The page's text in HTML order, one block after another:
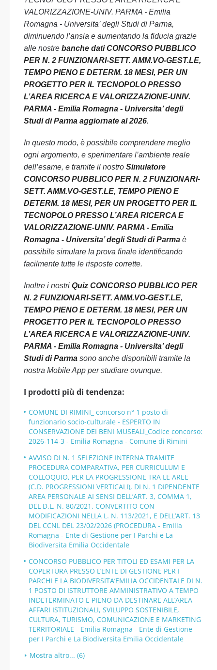
VALORIZZAZIONE-UNIV. PARMA - Emilia
Romagna - Universita’ degli Studi di Parma,
diminuendo l’ansia e aumentando la fiducia grazie
alle nostre banche dati CONCORSO PUBBLICO
PER N. 2 FUNZIONARI-SETT. AMM.VO-GEST.LE,
TEMPO PIENO E DETERM. 18 MESI, PER UN
PROGETTO PER IL TECNOPOLO PRESSO
L’AREA RICERCA E VALORIZZAZIONE-UNIV.
PARMA - Emilia Romagna - Universita’ degli
Studi di Parma aggiornate al 2026.
In questo modo, è possibile comprendere meglio
ogni argomento, e sperimentare l’ambiente reale
dell’esame, e tramite il nostro Simulatore
CONCORSO PUBBLICO PER N. 2 FUNZIONARI-
SETT. AMM.VO-GEST.LE, TEMPO PIENO E
DETERM. 18 MESI, PER UN PROGETTO PER IL
TECNOPOLO PRESSO L’AREA RICERCA E
VALORIZZAZIONE-UNIV. PARMA - Emilia
Romagna - Universita’ degli Studi di Parma è
possibile simulare la prova finale identificando
facilmente tutte le risposte corrette.
Inoltre i nostri Quiz CONCORSO PUBBLICO PER
N. 2 FUNZIONARI-SETT. AMM.VO-GEST.LE,
TEMPO PIENO E DETERM. 18 MESI, PER UN
PROGETTO PER IL TECNOPOLO PRESSO
L’AREA RICERCA E VALORIZZAZIONE-UNIV.
PARMA - Emilia Romagna - Universita’ degli
Studi di Parma sono anche disponibili tramite la
nostra Mobile App per studiare ovunque.
I prodotti più di tendenza:
COMUNE DI RIMINI_ concorso n° 1 posto di
funzionario socio-culturale - ESPERTO IN
CONSERVAZIONE DEI BENI MUSEALI_Codice concorso:
2026-114-3 - Emilia Romagna - Comune di Rimini
AVVISO DI N. 1 SELEZIONE INTERNA TRAMITE
PROCEDURA COMPARATIVA, PER CURRICULUM E
COLLOQUIO, PER LA PROGRESSIONE TRA LE AREE
(C.D. PROGRESSIONI VERTICALI), DI N. 1 DIPENDENTE
AREA PERSONALE AI SENSI DELL’ART. 3, COMMA 1,
DEL D.L. N. 80/2021, CONVERTITO CON
MODIFICAZIONI NELLA L. N. 113/2021, E DELL’ART. 13
DEL CCNL DEL 23/02/2026 (PROCEDURA - Emilia
Romagna - Ente di Gestione per I Parchi e La
Biodiversita Emilia Occidentale
CONCORSO PUBBLICO PER TITOLI ED ESAMI PER LA
COPERTURA PRESSO L’ENTE DI GESTIONE PER I
PARCHI E LA BIODIVERSITA’EMILIA OCCIDENTALE DI N.
1 POSTO DI ISTRUTTORE AMMINISTRATIVO A TEMPO
INDETERMINATO E PIENO DA DESTINARE ALL’AREA
AFFARI ISTITUZIONALI, SVILUPPO SOSTENIBILE,
CULTURA, TURISMO, COMUNICAZIONE E MARKETING
TERRITORIALE - Emilia Romagna - Ente di Gestione
per I Parchi e La Biodiversita Emilia Occidentale
Mostra altro... (6)